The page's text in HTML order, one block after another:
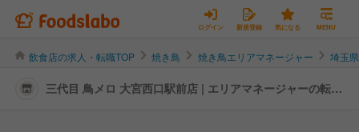
ログイン 新規登録 気になる MENU
飲食店の求人・転職TOP 焼き鳥 焼き鳥エリアマネージャー 埼玉
三代目 鳥メロ 大宮西口駅前店 | エリアマネージャーの転